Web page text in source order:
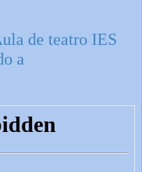
de teatro IES
a